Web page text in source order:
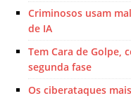
Criminosos usam
de IA
Tem Cara de Golpe,
segunda fase
Os ciberataques